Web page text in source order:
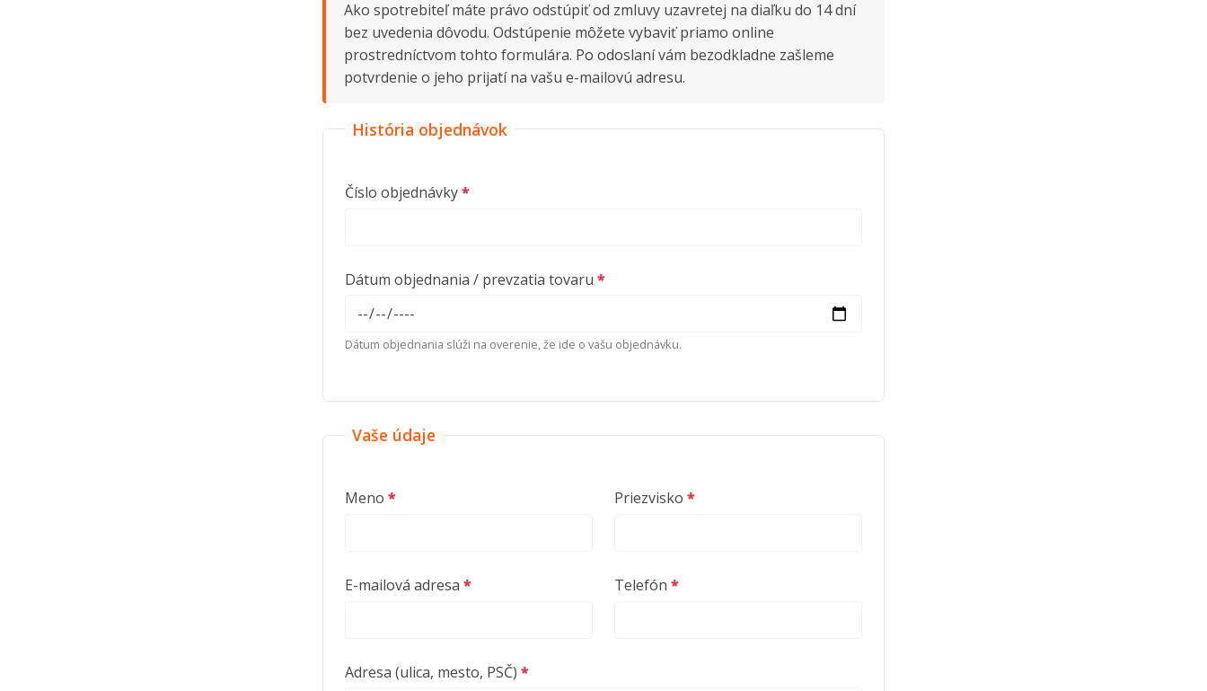
Ako spotrebiteľ máte právo odstúpiť od zmluvy uzavretej na diaľku do 14 dní
bez uvedenia dôvodu. Odstúpenie môžete vybaviť priamo online
prostredníctvom tohto formulára. Po odoslaní vám bezodkladne zašleme
potvrdenie o jeho prijatí na vašu e-mailovú adresu.
História objednávok
Číslo objednávky
Dátum objednania / prevzatia tovaru
Dátum objednania slúži na overenie, že ide o vašu objednávku.
Vaše údaje
Meno Priezvisko
E-mailová adresa Telefón
Adresa (ulica, mesto, PSČ)